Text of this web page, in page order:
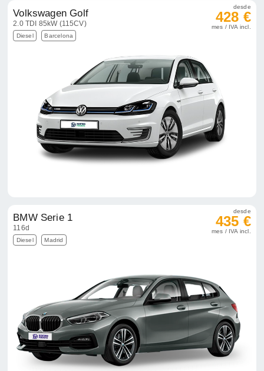
Volkswagen Golf
2.0 TDI 85kW (115CV)
Diesel Barcelona
desde
428 €
mes / IVA incl.
BMW Serie 1
116d
Diesel Madrid
desde
435 €
mes / IVA incl.